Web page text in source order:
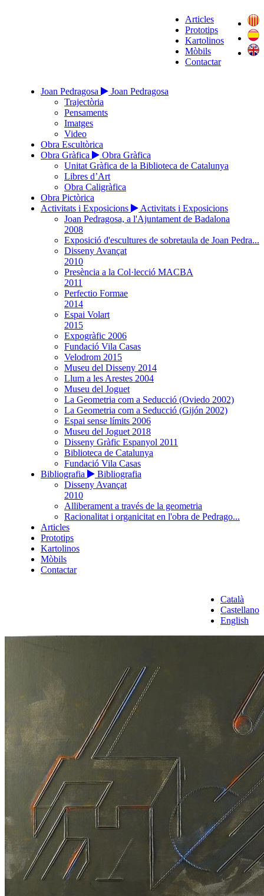
Articles
Prototips
Kartolinos
Mòbils
Contactar
Joan Pedragosa
Joan Pedragosa
Trajectòria
Pensaments
Imatges
Video
Obra Escultòrica
Obra Gràfica
Obra Gràfica
Unitat Gràfica de la Biblioteca de Catalunya
Libres d’Art
Obra Caligràfica
Obra Pictòrica
Activitats i Exposicions
Activitats i Exposicions
Joan Pedragosa, a l'Ajuntament de Badalona
2008
Exposició d'escultures de sobretaula de Joan Pedra...
Disseny Avançat
2010
Presència a la Col·lecció MACBA
2011
Perfectio Formae
2014
Espai Volart
2015
Expogràfic 2006
Fundació Vila Casas
Velodrom 2015
Museu del Disseny 2014
Llum a les Arestes 2004
Museu del Joguet
La Geometria com a Seducció (Oviedo 2002)
La Geometria com a Seducció (Gijón 2002)
Espai sense límits 2006
Museu del Joguet 2018
Disseny Gràfic Espanyol 2011
Biblioteca de Catalunya
Fundació Vila Casas
Bibliografia
Bibliografia
Disseny Avançat
2010
Alliberament a través de la geometria
Racionalitat i organicitat en l'obra de Pedrago...
Articles
Prototips
Kartolinos
Mòbils
Contactar
Català
Castellano
English